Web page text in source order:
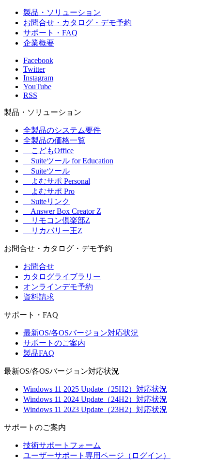
製品・ソリューション
お問合せ・カタログ・デモ予約
サポート・FAQ
企業概要
Facebook
Twitter
Instagram
YouTube
RSS
製品・ソリューション
全製品のシステム要件
全製品の価格一覧
こどもOffice
Suiteツール for Education
Suiteツール
よむサポ Personal
よむサポ Pro
Suiteリンク
Answer Box Creator Z
リモコン倶楽部Z
リカバリー王Z
お問合せ・カタログ・デモ予約
お問合せ
カタログライブラリー
オンラインデモ予約
資料請求
サポート・FAQ
最新OS/各OSバージョン対応状況
サポートのご案内
製品FAQ
最新OS/各OSバージョン対応状況
Windows 11 2025 Update（25H2）対応状況
Windows 11 2024 Update（24H2）対応状況
Windows 11 2023 Update（23H2）対応状況
サポートのご案内
技術サポートフォーム
ユーザーサポート専用ページ（ログイン）